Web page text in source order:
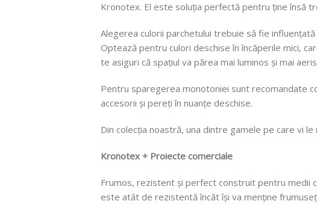
Kronotex. El este soluția perfectă pentru ține însă
Alegerea culorii parchetului trebuie să fie
Optează pentru culori deschise în încăperile mici,
te asiguri că spațiul va părea mai luminos și mai
Pentru sparegerea monotoniei sunt recomandate
accesorii și pereți în nuanțe deschise.
Din colecția noastră, una dintre gamele pe care vi
Kronotex + Proiecte comerciale
Frumos, rezistent și perfect construit pentru medii
este atât de rezistentă încât își va menține